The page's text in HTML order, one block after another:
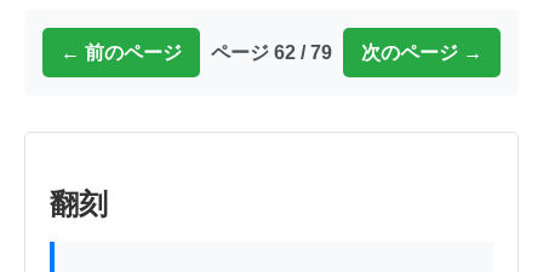
← 前のページ ページ 62 / 79 次のページ →
翻刻